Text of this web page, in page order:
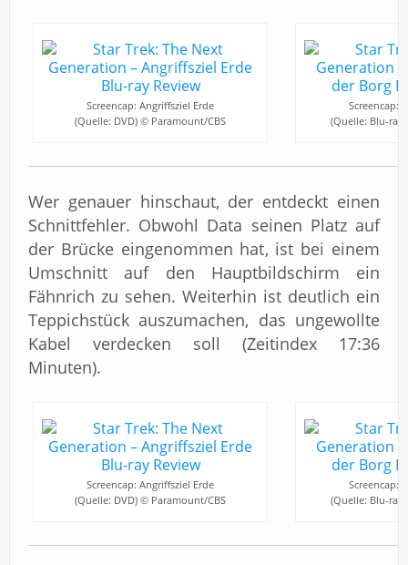
Screencap: Angriffsziel Erde
(Quelle: DVD) © Paramount/CBS
Screencap:
(Quelle: Blu-
Wer genauer hinschaut, der entdeckt einen
Schnittfehler. Obwohl Data seinen Platz auf
der Brücke eingenommen hat, ist bei einem
Umschnitt auf den Hauptbildschirm ein
Fähnrich zu sehen. Weiterhin ist deutlich ein
Teppichstück auszumachen, das ungewollte
Kabel verdecken soll (Zeitindex 17:36
Minuten).
Screencap: Angriffsziel Erde
(Quelle: DVD) © Paramount/CBS
Screencap:
(Quelle: Blu-